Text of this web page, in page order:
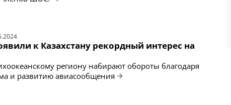
к Казахстану рекордный интерес на
региону набирают обороты благодаря
и развитию авиасообщения